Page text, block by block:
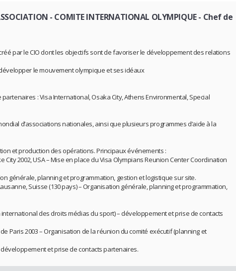
- COMITE INTERNATIONAL OLYMPIQUE- Chef de
par le CIO dont les objectifs sont de favoriser le développement des relations
le mouvement olympique et ses idéaux
: Visa International, Osaka City, Athens Environmental, Special
d’associations nationales, ainsi que plusieurs programmes d’aide à la
et production des opérations. Principaux événements :
City 2002, USA – Mise en place du Visa Olympians Reunion Center Coordination
générale, planning et programmation, gestion et logistique sur site.
Suisse (130 pays) – Organisation générale, planning et programmation,
international des droits médias du sport) – développement et prise de contacts
Paris 2003 – Organisation de la réunion du comité exécutif (planning et
et prise de contacts partenaires.